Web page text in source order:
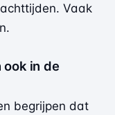
Vaak
ook in de
begrijpen dat